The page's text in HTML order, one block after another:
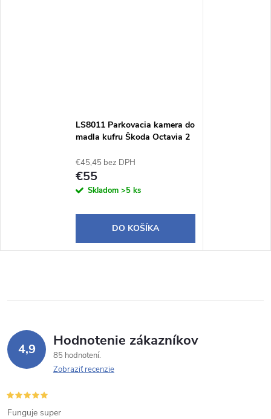
LS8011 Parkovacia kamera do
madla kufru Škoda Octavia 2
€45,45 bez DPH
€55
Skladom >5 ks
DO KOŠÍKA
4,9 Hodnotenie zákazníkov
85 hodnotení
Zobraziť recenzie
Funguje super